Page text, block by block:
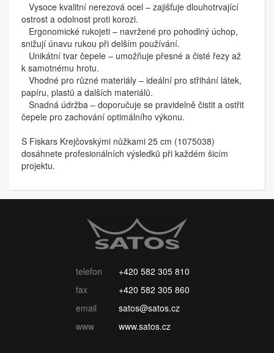
Vysoce kvalitní nerezová ocel – zajišťuje dlouhotrvající
ostrost a odolnost proti korozi.
Ergonomické rukojeti – navržené pro pohodlný úchop,
snižují únavu rukou při delším používání.
Unikátní tvar čepele – umožňuje přesné a čisté řezy až
k samotnému hrotu.
Vhodné pro různé materiály – ideální pro střihání látek,
papíru, plastů a dalších materiálů.
Snadná údržba – doporučuje se pravidelně čistit a ostřit
čepele pro zachování optimálního výkonu.
S Fiskars Krejčovskými nůžkami 25 cm (1075038)
dosáhnete profesionálních výsledků při každém šicím
projektu.
telefon
+420 582 305 810
fax
+420 582 305 860
email
satos@satos.cz
www
www.satos.cz